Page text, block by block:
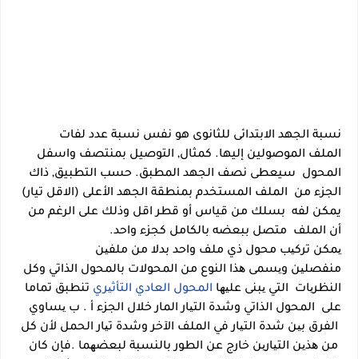
نسبة الجهد الابتدائى للثانوى هو نفس نسبة عدد لفات
الملف الموصولين إليها. كمثال, التوصيل بمنتصف واسفل
المحول سيعطى نصف الجهد المطبق. حسب التطبيق, ذاك
الجزء من الملف المستخدم بمنطقة الجهد الأعلى (الاقل تيار)
يمكن لفه بسلك من قياس أو قطر اقل وذلك على الرغم من
أن الملف متصل ببعضه بالكامل كجزء واحد.
یمكن تركیب محول ذي ملف واحد بدلا من ملفین
منفصلین ویسمى ھذا النوع من المحولات بالمحول الذاتي وكل
النظریات التي یبنى علیھا المحول العادي التأثیري تنطبق تماما
على المحول الذاتي وشدة التیار المار خلال الجزء أ . ب یساوي
الفرق بین شدة التیار في الملف الآخر وشدة تیار الحمل لأن كل
من ھذین التیارین خارج عن الطور بالنسبة لبعضھما .فإن كان